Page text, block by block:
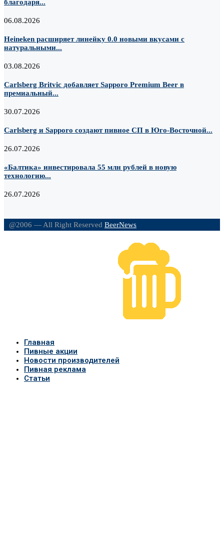
благодаря...
06.08.2026
Heineken расширяет линейку 0.0 новыми вкусами с
натуральными...
03.08.2026
Carlsberg Britvic добавляет Sapporo Premium Beer в
премиальный...
30.07.2026
Carlsberg и Sapporo создают пивное СП в Юго-Восточной...
26.07.2026
«Балтика» инвестировала 55 млн рублей в новую
технологию...
26.07.2026
@2006 — All Right Reserved BeerNews
Главная
Пивные акции
Новости производителей
Пивная реклама
Статьи